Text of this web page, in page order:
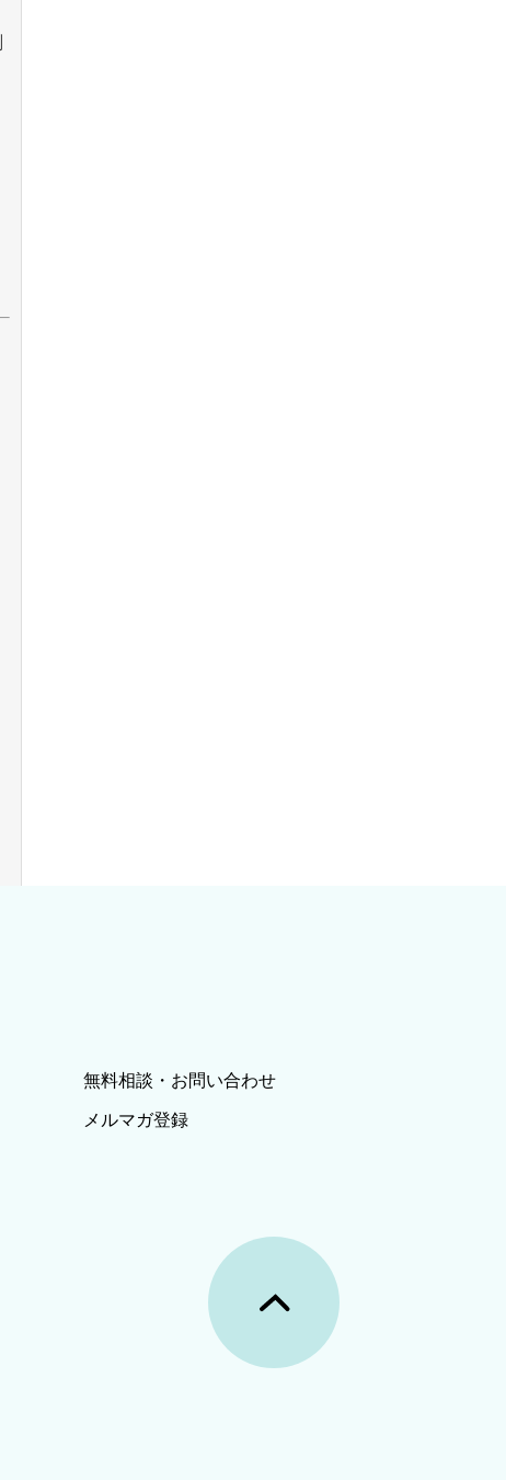
無料相談・お問い合わせ
メルマガ登録